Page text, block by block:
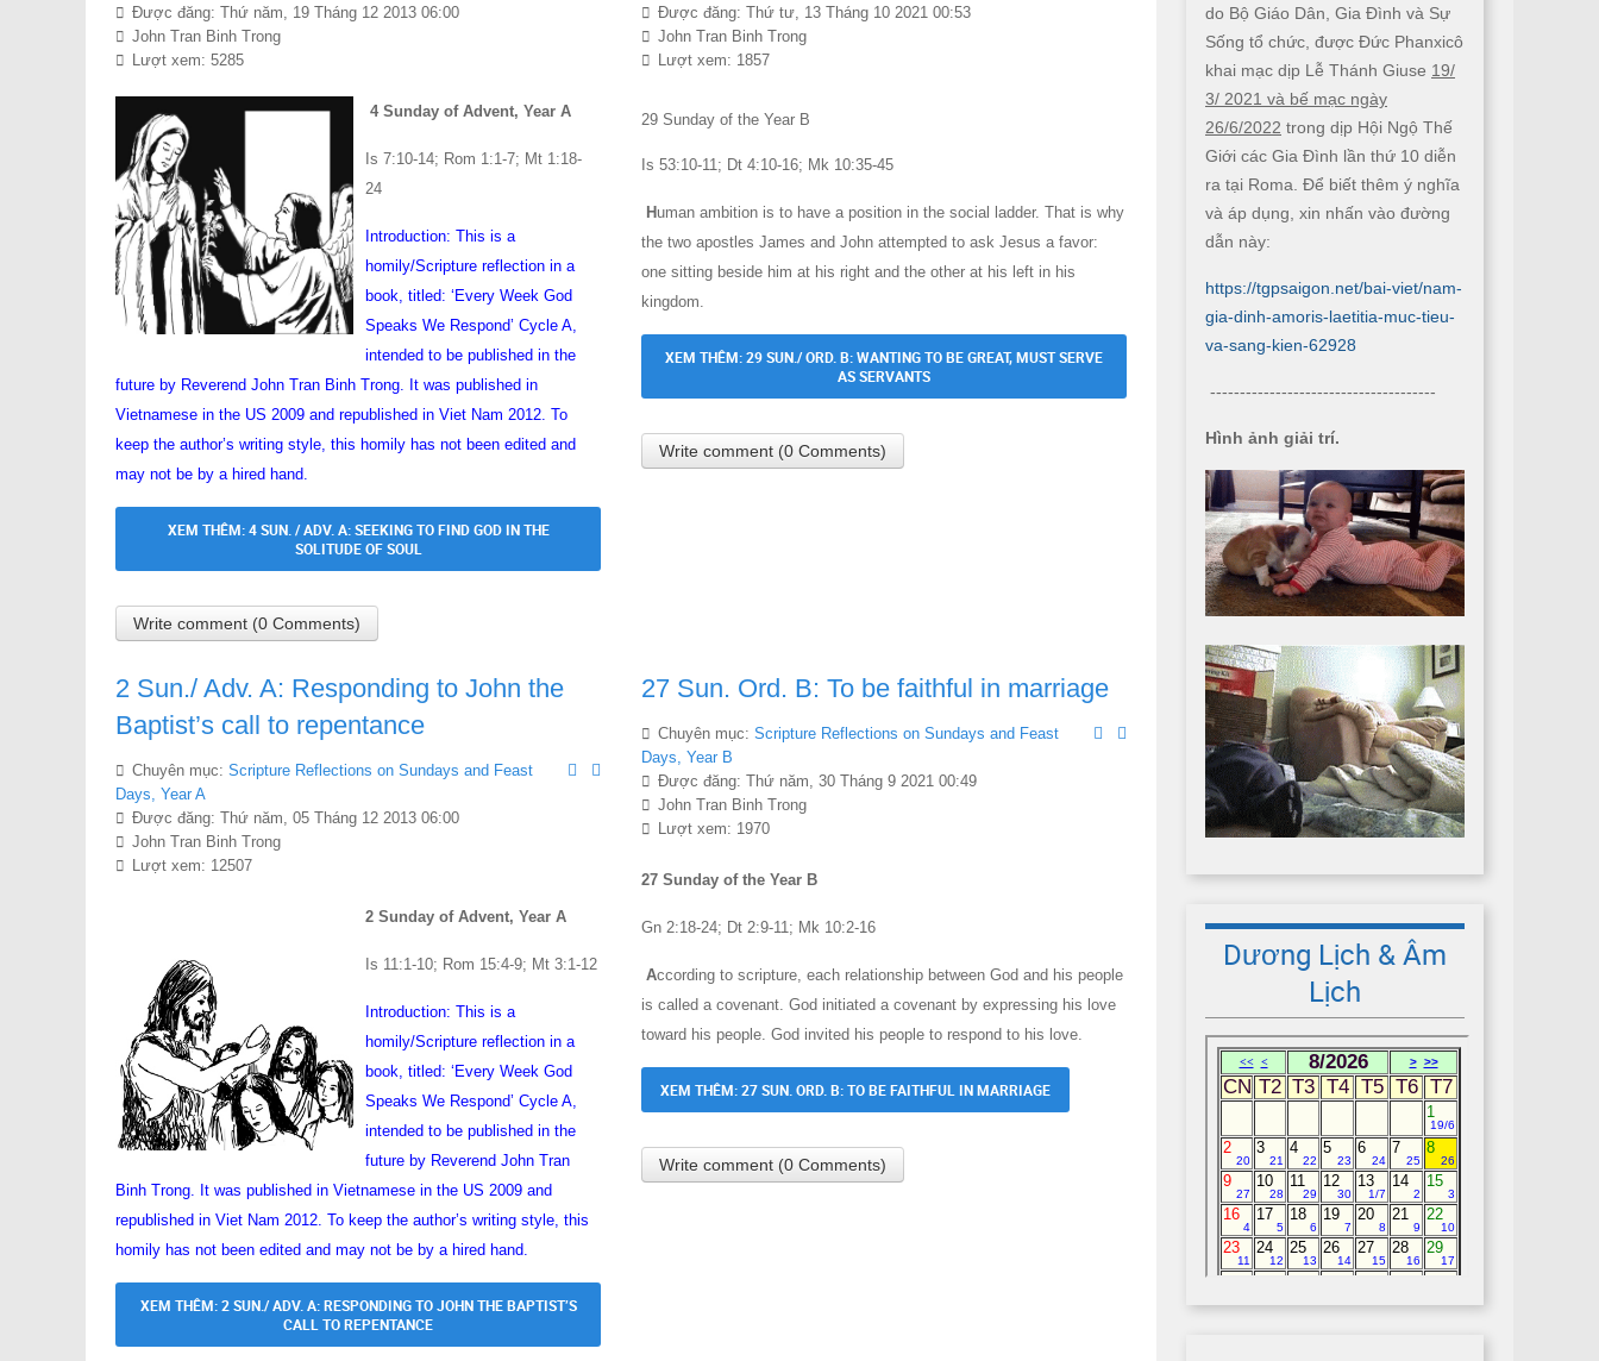
Được đăng: Thứ năm, 19 Tháng 12 2013 06:00
John Tran Binh Trong
Lượt xem: 5285
4 Sunday of Advent, Year A
Is 7:10-14; Rom 1:1-7; Mt 1:18-
24
Introduction: This is a
homily/Scripture reflection in a
book, titled: ‘Every Week God
Speaks We Respond’ Cycle A,
intended to be published in the
future by Reverend John Tran Binh Trong. It was published in
Vietnamese in the US 2009 and republished in Viet Nam 2012. To
keep the author’s writing style, this homily has not been edited and
may not be by a hired hand.
XEM THÊM: 4 SUN. / ADV. A: SEEKING TO FIND GOD IN THE
SOLITUDE OF SOUL
Write comment (0 Comments)
Được đăng: Thứ tư, 13 Tháng 10 2021 00:53
John Tran Binh Trong
Lượt xem: 1857
29 Sunday of the Year B
Is 53:10-11; Dt 4:10-16; Mk 10:35-45
Human ambition is to have a position in the social ladder. That is why
the two apostles James and John attempted to ask Jesus a favor:
one sitting beside him at his right and the other at his left in his
kingdom.
XEM THÊM: 29 SUN./ ORD. B: WANTING TO BE GREAT, MUST SERVE
AS SERVANTS
Write comment (0 Comments)
2 Sun./ Adv. A: Responding to John the
Baptist’s call to repentance
Chuyên mục: Scripture Reflections on Sundays and Feast
Days, Year A
Được đăng: Thứ năm, 05 Tháng 12 2013 06:00
John Tran Binh Trong
Lượt xem: 12507
2 Sunday of Advent, Year A
Is 11:1-10; Rom 15:4-9; Mt 3:1-12
Introduction: This is a
homily/Scripture reflection in a
book, titled: ‘Every Week God
Speaks We Respond’ Cycle A,
intended to be published in the
future by Reverend John Tran
Binh Trong. It was published in Vietnamese in the US 2009 and
republished in Viet Nam 2012. To keep the author’s writing style, this
homily has not been edited and may not be by a hired hand.
XEM THÊM: 2 SUN./ ADV. A: RESPONDING TO JOHN THE BAPTIST’S
CALL TO REPENTANCE
27 Sun. Ord. B: To be faithful in marriage
Chuyên mục: Scripture Reflections on Sundays and Feast
Days, Year B
Được đăng: Thứ năm, 30 Tháng 9 2021 00:49
John Tran Binh Trong
Lượt xem: 1970
27 Sunday of the Year B
Gn 2:18-24; Dt 2:9-11; Mk 10:2-16
According to scripture, each relationship between God and his people
is called a covenant. God initiated a covenant by expressing his love
toward his people. God invited his people to respond to his love.
XEM THÊM: 27 SUN. ORD. B: TO BE FAITHFUL IN MARRIAGE
Write comment (0 Comments)
do Bộ Giáo Dân, Gia Đình và Sự
Sống tổ chức, được Đức Phanxicô
khai mạc dịp Lễ Thánh Giuse 19/
3/ 2021 và bế mạc ngày
26/6/2022 trong dịp Hội Ngộ Thế
Giới các Gia Đình lần thứ 10 diễn
ra tại Roma. Để biết thêm ý nghĩa
và áp dụng, xin nhấn vào đường
dẫn này:
https://tgpsaigon.net/bai-viet/nam-
gia-dinh-amoris-laetitia-muc-tieu-
va-sang-kien-62928
--------------------------------------
Hình ảnh giải trí.
Dương Lịch & Âm
Lịch